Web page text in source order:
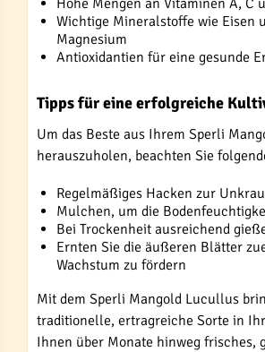
Hohe Mengen an Vitaminen A, C
Wichtige Mineralstoffe wie Eisen
Magnesium
Antioxidantien für eine gesunde
Tipps für eine erfolgreiche
Um das Beste aus Ihrem Sperli
herauszuholen, beachten Sie
Regelmäßiges Hacken zur
Mulchen, um die
Bei Trockenheit ausreichend
Ernten Sie die äußeren Blätter
Wachstum zu fördern
Mit dem Sperli Mangold Lucullus
traditionelle, ertragreiche Sorte in
Ihnen über Monate hinweg frisches,